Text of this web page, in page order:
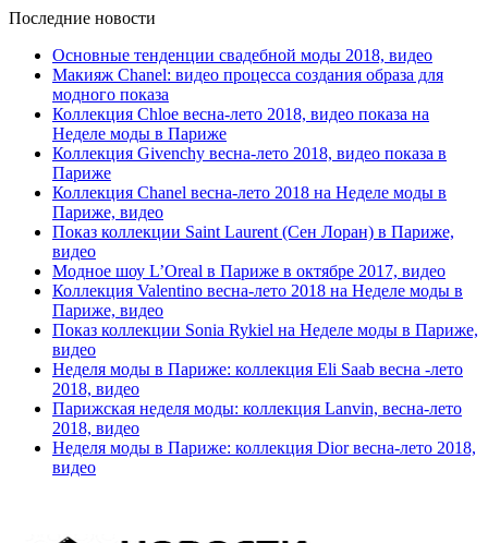
Последние новости
Основные тенденции свадебной моды 2018, видео
Макияж Chanel: видео процесса создания образа для
модного показа
Коллекция Chloe весна-лето 2018, видео показа на
Неделе моды в Париже
Коллекция Givenchy весна-лето 2018, видео показа в
Париже
Коллекция Chanel весна-лето 2018 на Неделе моды в
Париже, видео
Показ коллекции Saint Laurent (Сен Лоран) в Париже,
видео
Модное шоу L’Oreal в Париже в октябре 2017, видео
Коллекция Valentino весна-лето 2018 на Неделе моды в
Париже, видео
Показ коллекции Sonia Rykiel на Неделе моды в Париже,
видео
Неделя моды в Париже: коллекция Eli Saab весна -лето
2018, видео
Парижская неделя моды: коллекция Lanvin, весна-лето
2018, видео
Неделя моды в Париже: коллекция Dior весна-лето 2018,
видео